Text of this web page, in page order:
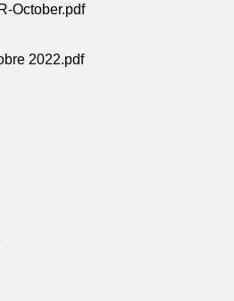
October.pdf
2022.pdf